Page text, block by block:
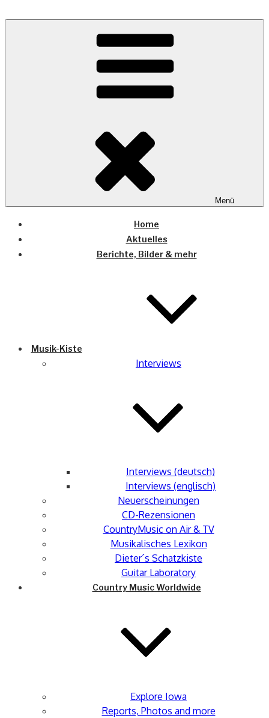
COUNTRYHOME
Wo die (Country-) Musik Zuhause ist
Menü
Home
Aktuelles
Berichte, Bilder & mehr
Musik-Kiste
Interviews
Interviews (deutsch)
Interviews (englisch)
Neuerscheinungen
CD-Rezensionen
CountryMusic on Air & TV
Musikalisches Lexikon
Dieter´s Schatzkiste
Guitar Laboratory
Country Music Worldwide
Explore Iowa
Reports, Photos and more